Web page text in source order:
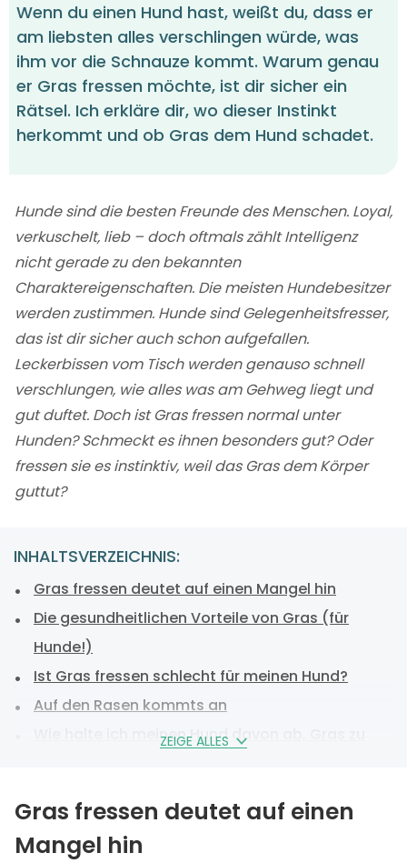
Wenn du einen Hund hast, weißt du, dass er
am liebsten alles verschlingen würde, was
ihm vor die Schnauze kommt. Warum genau
er Gras fressen möchte, ist dir sicher ein
Rätsel. Ich erkläre dir, wo dieser Instinkt
herkommt und ob Gras dem Hund schadet.
Hunde sind die besten Freunde des Menschen. Loyal,
verkuschelt, lieb – doch oftmals zählt Intelligenz
nicht gerade zu den bekannten
Charaktereigenschaften. Die meisten Hundebesitzer
werden zustimmen. Hunde sind Gelegenheitsfresser,
das ist dir sicher auch schon aufgefallen.
Leckerbissen vom Tisch werden genauso schnell
verschlungen, wie alles was am Gehweg liegt und
gut duftet. Doch ist Gras fressen normal unter
Hunden? Schmeckt es ihnen besonders gut? Oder
fressen sie es instinktiv, weil das Gras dem Körper
guttut?
INHALTSVERZEICHNIS:
ZEIGE ALLES
Gras fressen deutet auf einen Mangel hin
Die gesundheitlichen Vorteile von Gras (für
Hunde!)
Ist Gras fressen schlecht für meinen Hund?
Auf den Rasen kommts an
Wie halte ich meinen Hund davon ab, Gras zu
Gras fressen deutet auf einen
Mangel hin